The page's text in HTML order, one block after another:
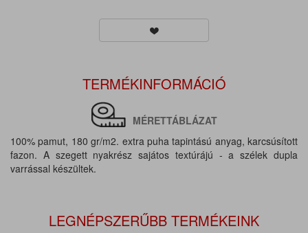
TERMÉKINFORMÁCIÓ
MÉRETTÁBLÁZAT
100% pamut, 180 gr/m2. extra puha tapintású anyag, karcsúsított
fazon. A szegett nyakrész sajátos textúrájú - a szélek dupla
varrással készültek.
LEGNÉPSZERŰBB TERMÉKEINK